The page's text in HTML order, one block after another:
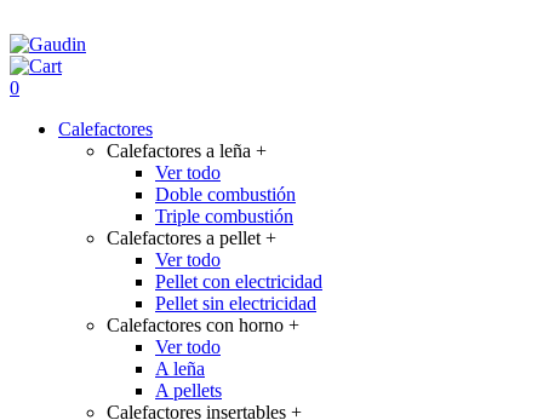
0
Calefactores
Calefactores a leña +
Ver todo
Doble combustión
Triple combustión
Calefactores a pellet +
Ver todo
Pellet con electricidad
Pellet sin electricidad
Calefactores con horno +
Ver todo
A leña
A pellets
Calefactores insertables +